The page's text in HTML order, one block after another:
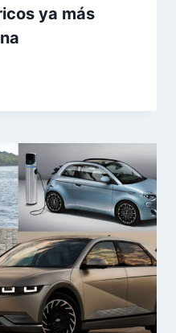
ya más